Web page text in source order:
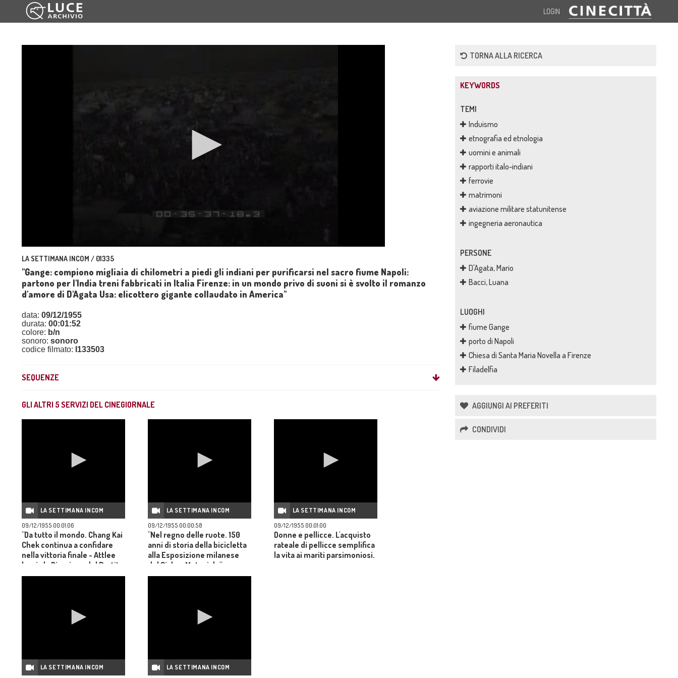
LOGIN
LA SETTIMANA INCOM / 01335
"Gange: compiono migliaia di chilometri a piedi gli indiani per purificarsi nel sacro fiume Napoli:
partono per l'India treni fabbricati in Italia Firenze: in un mondo privo di suoni si è svolto il romanzo
d'amore di D'Agata Usa: elicottero gigante collaudato in America"
data: 09/12/1955
durata: 00:01:52
colore: b/n
sonoro: sonoro
codice filmato: I133503
SEQUENZE
GLI ALTRI 5 SERVIZI DEL CINEGIORNALE
LA SETTIMANA INCOM
09/12/1955 00:01:06
"Da tutto il mondo. Chang Kai
Chek continua a confidare
nella vittoria finale - Attlee
lascia la Direzione del Partito
Laburista - Vigilia elettorale
LA SETTIMANA INCOM
09/12/1955 00:00:58
"Nel regno delle ruote. 150
anni di storia della bicicletta
alla Esposizione milanese
del Ciclo e Motociclo"
LA SETTIMANA INCOM
09/12/1955 00:01:00
Donne e pellicce. L'acquisto
rateale di pellicce semplifica
la vita ai mariti parsimoniosi.
LA SETTIMANA INCOM LA SETTIMANA INCOM
TORNA ALLA RICERCA
KEYWORDS
TEMI
Induismo
etnografia ed etnologia
uomini e animali
rapporti italo-indiani
ferrovie
matrimoni
aviazione militare statunitense
ingegneria aeronautica
PERSONE
D'Agata, Mario
Bacci, Luana
LUOGHI
fiume Gange
porto di Napoli
Chiesa di Santa Maria Novella a Firenze
Filadelfia
AGGIUNGI AI PREFERITI
CONDIVIDI